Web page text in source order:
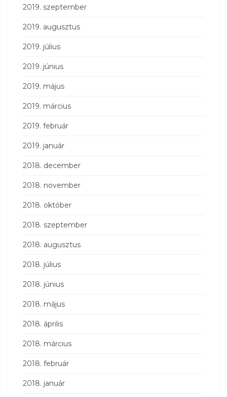
2019. szeptember
2019. augusztus
2019. július
2019. június
2019. május
2019. március
2019. február
2019. január
2018. december
2018. november
2018. október
2018. szeptember
2018. augusztus
2018. július
2018. június
2018. május
2018. április
2018. március
2018. február
2018. január